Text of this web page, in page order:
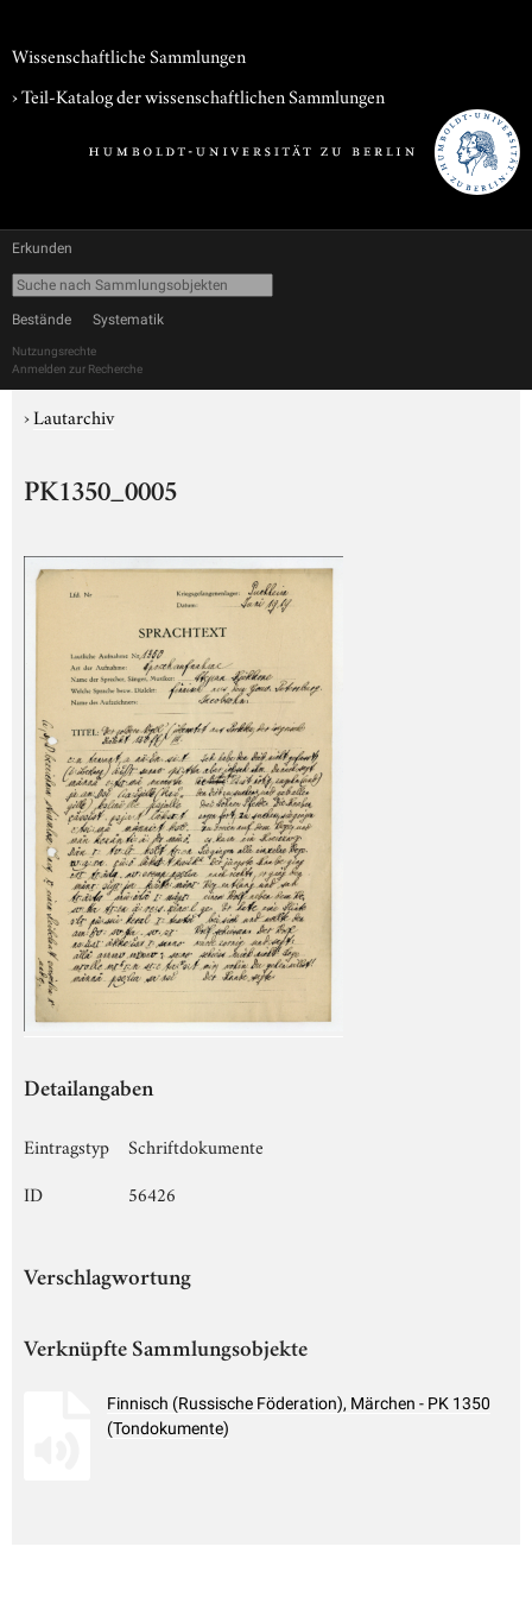
Wissenschaftliche Sammlungen
› Teil-Katalog der wissenschaftlichen Sammlungen
Erkunden
Bestände Systematik
Nutzungsrechte
Anmelden zur Recherche
›Lautarchiv
PK1350_0005
Detailangaben
Eintragstyp
Schriftdokumente
ID
56426
Verschlagwortung
Verknüpfte Sammlungsobjekte
Finnisch (Russische Föderation), Märchen - PK 1350
(Tondokumente)